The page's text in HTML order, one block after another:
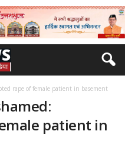
rape of female patient in basement
patient in